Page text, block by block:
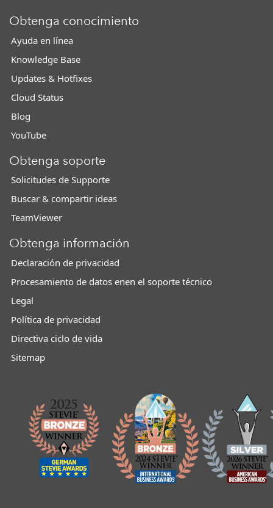
Obtenga conocimiento
Ayuda en línea
Knowledge Base
Updates & Hotfixes
Cloud Status
Blog
YouTube
Obtenga soporte
Solicitudes de Supporte
Buscar & compartir ideas
TeamViewer
Obtenga información
Declaración de privacidad
Procesamiento de datos enen el soporte técnico
Legal
Política de privacidad
Directiva ciclo de vida
Sitemap